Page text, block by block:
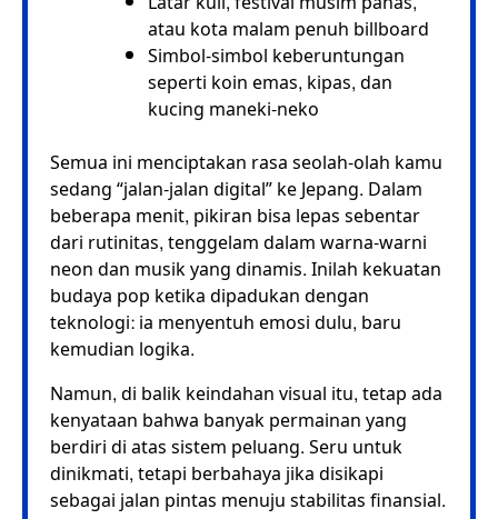
atau kota malam penuh billboard
Simbol-simbol keberuntungan
seperti koin emas, kipas, dan
kucing maneki-neko
Semua ini menciptakan rasa seolah-olah kamu
sedang “jalan-jalan digital” ke Jepang. Dalam
beberapa menit, pikiran bisa lepas sebentar
dari rutinitas, tenggelam dalam warna-warni
neon dan musik yang dinamis. Inilah kekuatan
budaya pop ketika dipadukan dengan
teknologi: ia menyentuh emosi dulu, baru
kemudian logika.
Namun, di balik keindahan visual itu, tetap ada
kenyataan bahwa banyak permainan yang
berdiri di atas sistem peluang. Seru untuk
dinikmati, tetapi berbahaya jika disikapi
sebagai jalan pintas menuju stabilitas finansial.